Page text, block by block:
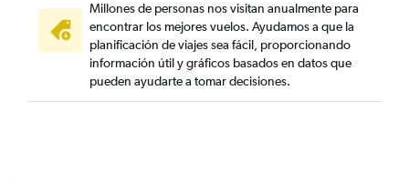
Millones de personas nos visitan anualmente para
encontrar los mejores vuelos. Ayudamos a que la
planificación de viajes sea fácil, proporcionando
información útil y gráficos basados en datos que
pueden ayudarte a tomar decisiones.